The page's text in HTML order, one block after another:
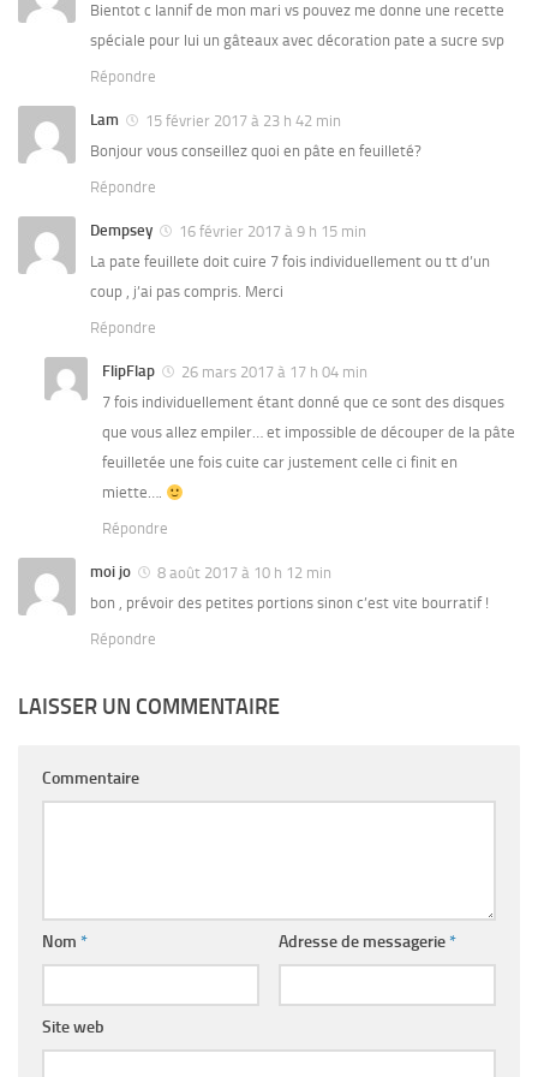
Bientot c lannif de mon mari vs pouvez me donne une recette
spéciale pour lui un gâteaux avec décoration pate a sucre svp
Répondre
Lam
15 février 2017 à 23 h 42 min
Bonjour vous conseillez quoi en pâte en feuilleté?
Répondre
Dempsey
16 février 2017 à 9 h 15 min
La pate feuillete doit cuire 7 fois individuellement ou tt d’un
coup , j’ai pas compris. Merci
Répondre
FlipFlap
26 mars 2017 à 17 h 04 min
7 fois individuellement étant donné que ce sont des disques
que vous allez empiler… et impossible de découper de la pâte
feuilletée une fois cuite car justement celle ci finit en
miette….
Répondre
moi jo
8 août 2017 à 10 h 12 min
bon , prévoir des petites portions sinon c’est vite bourratif !
Répondre
LAISSER UN COMMENTAIRE
Commentaire
Nom * Adresse de messagerie*
Site web